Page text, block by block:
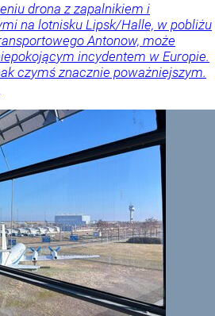
drona z zapalnikiem i
na lotnisku Lipsk/Halle, w pobliżu
Antonow, może
incydentem w Europie.
czymś znacznie poważniejszym.